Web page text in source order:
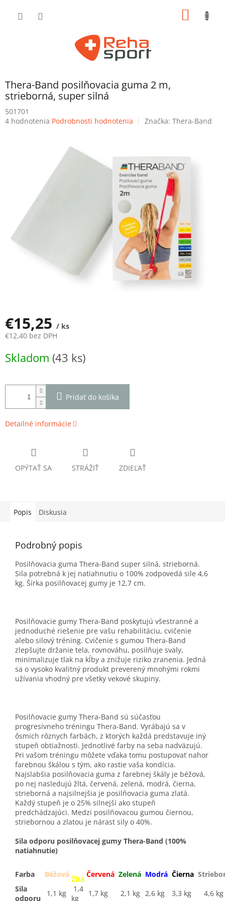
Thera-Band posilňovacia guma 2 m,
strieborná, super silná
501701
Priemerné
hviezdičiek.
4 hodnotenia Podrobnosti hodnotenia Značka: Thera-Band
€15,25 / ks
€12,40 bez DPH
cena:
Skladom (43 ks)
Pridať do košíka
Detailné informácie
OPÝTAŤ SA STRÁŽIŤ ZDIEĽAŤ
Popis Diskusia
Podrobný popis
Posilňovacia guma Thera-Band super silná, strieborná.
Sila potrebná k jej natiahnutiu o 100% zodpovedá sile 4,6
kg. Šírka posilňovacej gumy je 12,7 cm.
Posilňovacie gumy Thera-Band poskytujú všestranné a
jednoduché riešenie pre vašu rehabilitáciu, cvičenie
alebo silový tréning. Cvičenie s gumou Thera-Band
zlepšujte držanie tela, rovnováhu, posilňuje svaly,
minimalizuje tlak na kĺby a znižuje riziko zranenia. Jedná
sa o vysoko kvalitný produkt preverený mnohými rokmi
užívania vhodný pre všetky vekové skupiny.
Posilňovacie gumy Thera-Band sú súčasťou
progresívneho tréningu Thera-Band. Vyrábajú sa v
ôsmich rôznych farbách, z ktorých každá predstavuje iný
stupeň obtiažnosti. Jednotlivé farby na seba nadväzujú.
Pri vašom tréningu môžete vďaka tomu postupovať nahor
farebnou škálou s tým, ako rastie vaša kondícia.
Najslabšia posilňovacia guma z farebnej škály je béžová,
po nej nasledujú žltá, červená, zelená, modrá, čierna,
strieborná a najsilnejšia je posilňovacia guma zlatá.
Každý stupeň je o 25% silnejší ako stupeň
predchádzajúci. Medzi posilňovacou gumou čiernou,
striebornou a zlatou je nárast sily o 40%.
Sila odporu posilňovacej gumy Thera-Band (100%
natiahnutie)
Farba Béžová
Žltá
Červená Zelená Modrá Čierna
Sila
odporu
1,1 kg
1,4
kg
1,7 kg 2,1 kg 2,6 kg 3,3 kg 4,6 kg